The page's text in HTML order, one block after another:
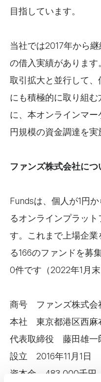
目指しています。
当社では2017年から
の借入実績がありま
取引拡大と並行して
にも積極的に取り組
に、本オンラインマ
円規模の資金調達を実
ファンズ株式会社につ
Fundsは、個人が1円
るオンラインプラッ
す。これまで上場企
る166のファンドを募
0件です（2022年1月末
商号 ファンズ株式会
本社 東京都港区西麻
代表取締役 藤田雄一
設立 2016年11月1日
資本金 483,000千円